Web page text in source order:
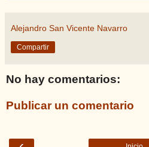
Alejandro San Vicente Navarro
Compartir
No hay comentarios:
Publicar un comentario